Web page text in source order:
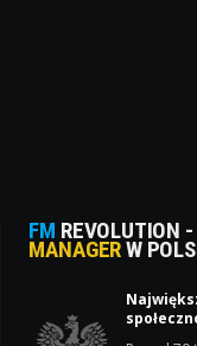
FM REVOLUTION
MANAGERW